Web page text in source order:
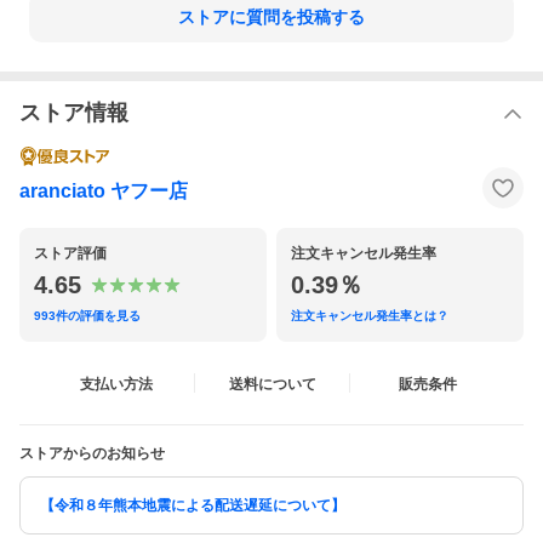
に活躍してくれるアイテムです。
ストアに質問を投稿する
ストア情報
aranciato ヤフー店
ストア評価
4.65
993件の評価を見る
注文キャンセル発生率
0.39％
注文キャンセル発生率とは？
支払い方法 送料について 販売条件
ストアからのお知らせ
【令和８年熊本地震による配送遅延について】